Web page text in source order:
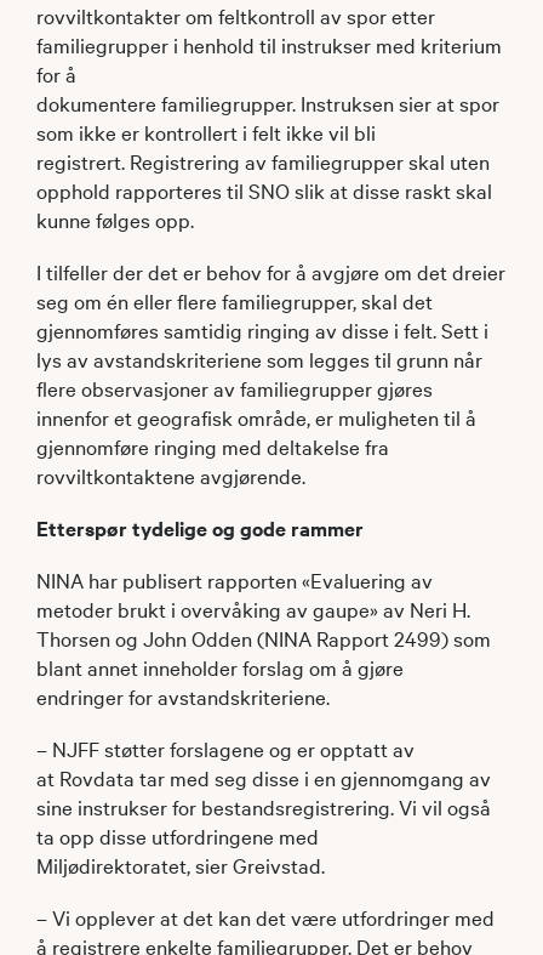
rovviltkontakter om feltkontroll av spor etter
familiegrupper i henhold til instrukser med kriterium
for å
dokumentere familiegrupper. Instruksen sier at spor
som ikke er kontrollert i felt ikke vil bli
registrert. Registrering av familiegrupper skal uten
opphold rapporteres til SNO slik at disse raskt skal
kunne følges opp.
I tilfeller der det er behov for å avgjøre om det dreier
seg om én eller flere familiegrupper, skal det
gjennomføres samtidig ringing av disse i felt. Sett i
lys av avstandskriteriene som legges til grunn når
flere observasjoner av familiegrupper gjøres
innenfor et geografisk område, er muligheten til å
gjennomføre ringing med deltakelse fra
rovviltkontaktene avgjørende.
Etterspør tydelige og gode rammer
NINA har publisert rapporten «Evaluering av
metoder brukt i overvåking av gaupe» av Neri H.
Thorsen og John Odden (NINA Rapport 2499) som
blant annet inneholder forslag om å gjøre
endringer for avstandskriteriene.
– NJFF støtter forslagene og er opptatt av
at Rovdata tar med seg disse i en gjennomgang av
sine instrukser for bestandsregistrering. Vi vil også
ta opp disse utfordringene med
Miljødirektoratet, sier Greivstad.
– Vi opplever at det kan det være utfordringer med
å registrere enkelte familiegrupper. Det er behov